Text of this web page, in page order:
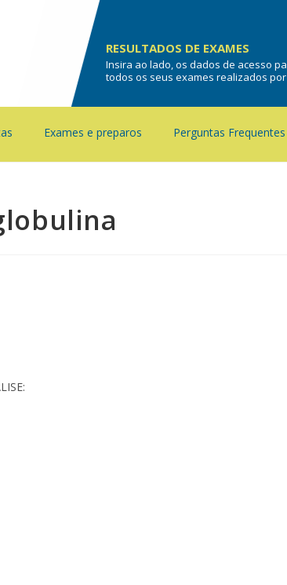
RESULTADOS DE EXAMES
Insira ao lado, os dados de acesso
todos os seus exames realizados
Exames e preparos Perguntas Frequentes